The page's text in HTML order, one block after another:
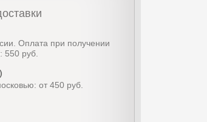
Оплата при получении
550 руб.
от 450 руб.